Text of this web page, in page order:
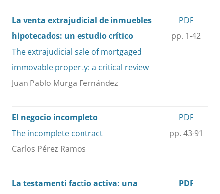
La venta extrajudicial de inmuebles
hipotecados: un estudio crítico
The extrajudicial sale of mortgaged
immovable property: a critical review
Juan Pablo Murga Fernández
PDF
pp. 1-42
El negocio incompleto
The incomplete contract
Carlos Pérez Ramos
PDF
pp. 43-91
La testamenti factio activa: una
PDF